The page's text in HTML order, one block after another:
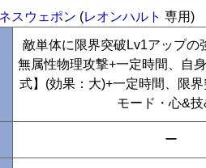
スウェポン (レオンハルト 専用)
敵単体に限界突破Lv1アップの
無属性物理攻撃+一定時間、自
式】(効果：大)+一定時間、限
モード・心&
ー